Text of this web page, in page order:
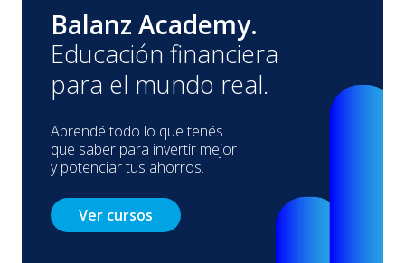
Balanz Academy.
Educación financiera
para el mundo real.
Aprendé todo lo que tenés
que saber para invertir mejor
y potenciar tus ahorros.
Ver cursos